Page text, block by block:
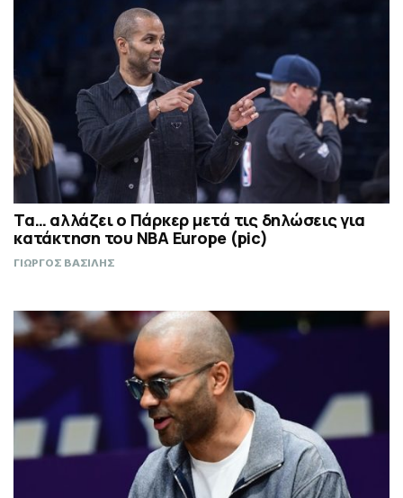
Τα… αλλάζει ο Πάρκερ μετά τις δηλώσεις για
κατάκτηση του ΝΒΑ Europe (pic)
ΓΙΩΡΓΟΣ ΒΑΣΙΛΗΣ